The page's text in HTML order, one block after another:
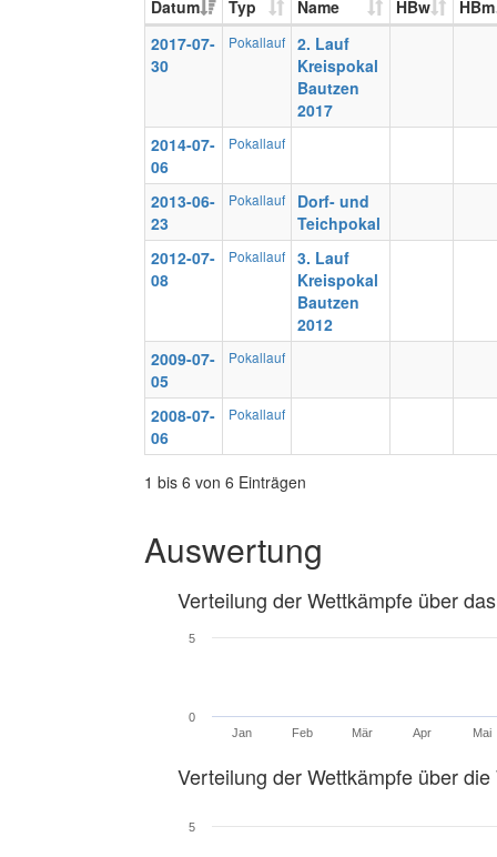
Datum Typ Name HBw
HBm
2017-07-
30
Pokallauf
2. Lauf
Kreispokal
Bautzen
2017
2014-07-
06
Pokallauf
2013-06-
23
Pokallauf
Dorf- und
Teichpokal
2012-07-
08
Pokallauf
3. Lauf
Kreispokal
Bautzen
2012
2009-07-
05
Pokallauf
2008-07-
06
Pokallauf
1 bis 6 von 6 Einträgen
Auswertung
Verteilung der Wettkämpfe über
Jan Feb Mär Apr Mai
0
5
Verteilung der Wettkämpfe über die
5